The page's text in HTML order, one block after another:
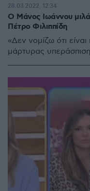
Ο Μάνος Ιωάννου
Πέτρο Φιλιππίδη
«Δεν νομίζω ότι
μάρτυρας
28.03.2022, 12:34